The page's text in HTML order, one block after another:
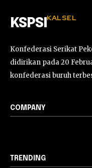
KSPSI KALSEL
Konfederasi Serikat
didirikan pada 20
konfederasi buruh
COMPANY
TRENDING